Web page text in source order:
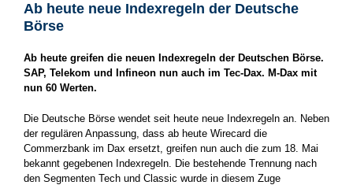
Ab heute neue Indexregeln der Deutsche
Börse
Ab heute greifen die neuen Indexregeln der Deutschen Börse.
SAP, Telekom und Infineon nun auch im Tec-Dax. M-Dax mit
nun 60 Werten.
Die Deutsche Börse wendet seit heute neue Indexregeln an. Neben
der regulären Anpassung, dass ab heute Wirecard die
Commerzbank im Dax ersetzt, greifen nun auch die zum 18. Mai
bekannt gegebenen Indexregeln. Die bestehende Trennung nach
den Segmenten Tech und Classic wurde in diesem Zuge